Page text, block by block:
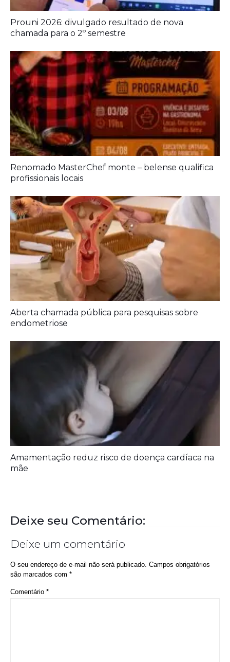
Prouni 2026: divulgado resultado de nova
chamada para o 2º semestre
Renomado MasterChef monte – belense qualifica
profissionais locais
Aberta chamada pública para pesquisas sobre
endometriose
Amamentação reduz risco de doença cardíaca na
mãe
Deixe seu Comentário:
Deixe um comentário
O seu endereço de e-mail não será publicado. Campos obrigatórios
são marcados com *
Comentário *